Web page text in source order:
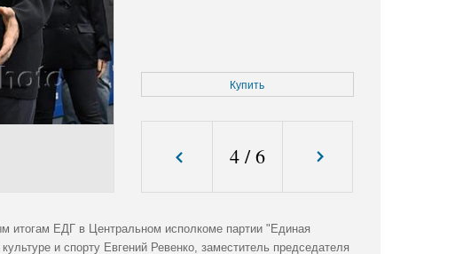
Купить
4/6
итогам ЕДГ в Центральном исполкоме партии "Единая
и спорту Евгений Ревенко, заместитель председателя